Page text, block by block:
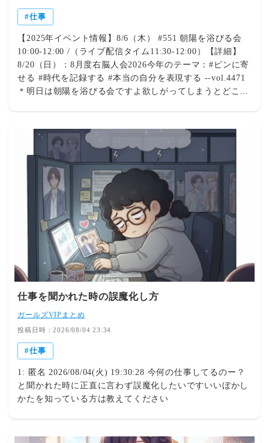
仕事
【2025年イベント情報】8/6（木） #551 朝陽を浴びる会
10:00-12:00 /（ライブ配信タイム11:30-12:00）【詳細】
8/20（日）：8月度右脳人会2026今年のテーマ：#ピンに寄
せる #時代を記録する #本当の自分を表現する --vol.4471
＊明日は朝陽を浴びる会ですよ欲しがってしまうとどこか
ますねー。欲しがるとやっぱり前のめりになってしまいま
すね。で、焦る？慌てる？でそうなると脳波がβ波になっ
て冷静さを欠き判断を間違えて取り返しのつかないことに
なったりもします。気をつけねば...欲が出たときにいい方
法があるのはわかっているんだがいざとなればできな
い。。欲が出たらそれはそれで認めて一旦忘れるんです
よ。そうやって潜在意識に入れることができればあとは自
動操縦で時がくれば欲しいものが手に入る。潜在意識の力
ってすごいよね。僕も初めて聞いたときやそれを初めて実
感したときは驚きました。そんなものがこの世にあるなん
て...と。これは目標設定の基本なんだけどがっつくと....で
きないんですよね。なんか神様にテストされているような
気分になります。＊関連記事 ＊才能学キャリアデザイン
コースを現在構築中。topics ----------------------------------
-----------------------✨才能学コンサルティングの各ステー
ジ✨（１）持って生まれた自分の才能（花の種類）を知る
（天職１６分野パーソナルチェック）（２）自分の才能の
特徴と活かし方を理論的に学ぶ（スタートアップコース
①UD16特殊能力論②右脳左脳論③次元論）（３）実戦で
才能を開花させる詳しくは日本才能学研究所オフィシャル
ウェブサイトまでhttp://sainougaku.com◆参考記事①「才
http://naminchu.blog.jp/archives/60054583.html ◆参考記事
②「才能学ニーズ別コンテンツ」
仕事を聞かれた時の誤魔化し方
ガールズVIPまとめ
投稿日時：2026/08/04 23:34
仕事
1: 匿名 2026/08/04(火) 19:30:28 今何の仕事してるのー？
と聞かれた時に正直に言わず誤魔化したいですいいぼかし
かたを知っている方は教えてください